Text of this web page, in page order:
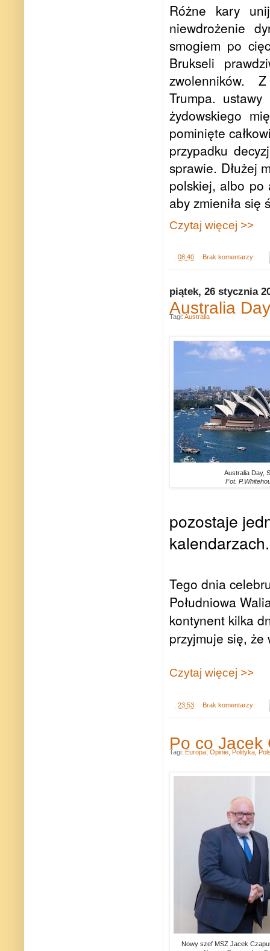
Różne kary
niewdrożenie
smogiem po
Brukseli
zwolenników. Z
Trumpa.
żydowskiego
pominięte
przypadku
sprawie. Dłużej
polskiej, albo po
aby zmieniła się
Czytaj więcej >>
08:40 Brak komentarzy:
piątek, 26 stycznia
Australia
Australia Day,
Fot.
pozostaje
kalendarzach.
Tego dnia
Południowa
kontynent kilka
przyjmuje się, że
Czytaj więcej >>
23:53 Brak komentarzy:
Tagi: Australia
Po co Jacek
Nowy szef MSZ Jacek
Tagi: Europa Opinie Polityka